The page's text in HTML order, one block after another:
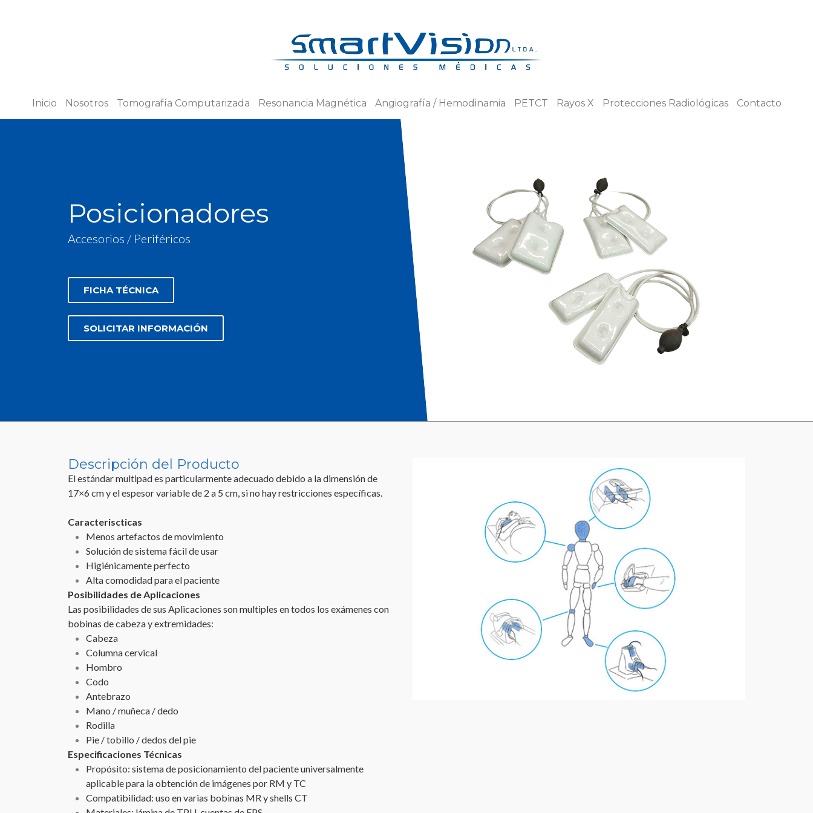
Inicio Nosotros Tomografía Computarizada Resonancia Magnética Angiografía / Hemodinamia PETCT Rayos X Protecciones Radiológicas Contacto
Posicionadores
Accesorios / Periféricos
FICHA TÉCNICA
SOLICITAR INFORMACIÓN
Descripción del Producto
El estándar multipad es particularmente adecuado debido a la dimensión de
17×6 cm y el espesor variable de 2 a 5 cm, si no hay restricciones específicas.
Caracteriscticas
Menos artefactos de movimiento
Solución de sistema fácil de usar
Higiénicamente perfecto
Alta comodidad para el paciente
Posibilidades de Aplicaciones
Las posibilidades de sus Aplicaciones son multiples en todos los exámenes con
bobinas de cabeza y extremidades:
Cabeza
Columna cervical
Hombro
Codo
Antebrazo
Mano / muñeca / dedo
Rodilla
Pie / tobillo / dedos del pie
Especificaciones Técnicas
Propósito: sistema de posicionamiento del paciente universalmente
aplicable para la obtención de imágenes por RM y TC
Compatibilidad: uso en varias bobinas MR y shells CT